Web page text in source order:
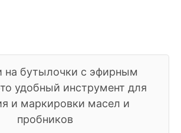
на бутылочки с эфирным
удобный инструмент для
и маркировки масел и
пробников